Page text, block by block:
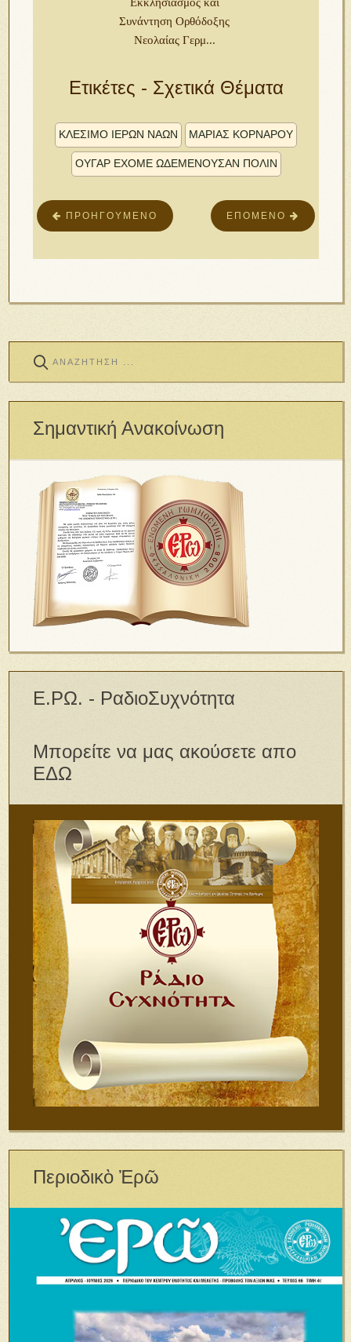
Εκκλησιασμός και
Συνάντηση Ορθόδοξης
Νεολαίας Γερμ...
Ετικέτες - Σχετικά Θέματα
ΚΛΕΣΙΜΟ ΙΕΡΩΝ ΝΑΩΝ ΜΑΡΊΑΣ ΚΟΡΝΆΡΟΥ
ΟΥ̓ΓᾺΡ ἜΧΟΜΕ ὯΔΕΜΈΝΟΥΣΑΝ ΠΌΛΙΝ
ΕΠΌΜΕΝΟ
ΠΡΟΗΓΟΎΜΕΝΟ
Σημαντική Ανακοίνωση
Ε.ΡΩ. - ΡαδιοΣυχνότητα
Μπορείτε να μας ακούσετε απο
ΕΔΩ
Περιοδικὸ Ἐρῶ